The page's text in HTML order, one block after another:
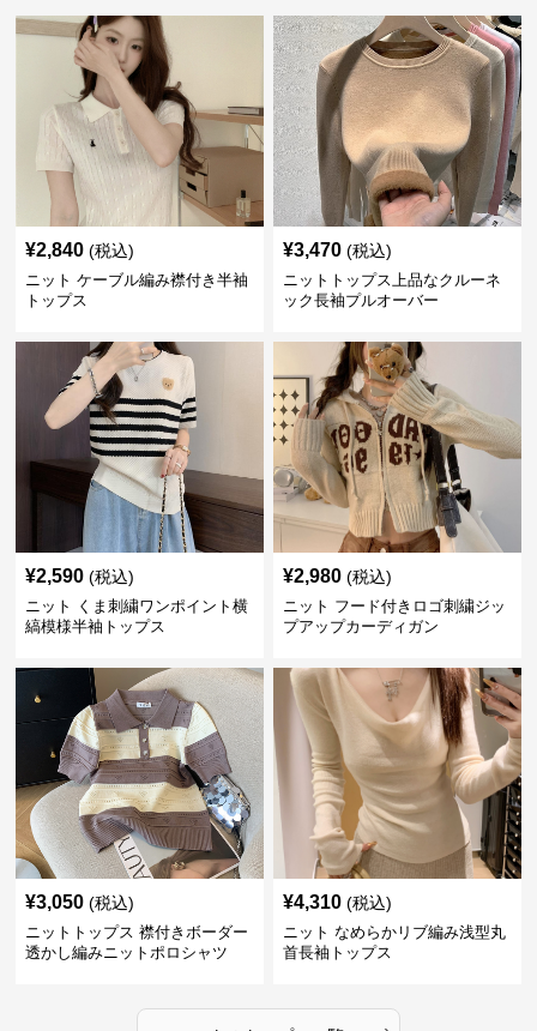
¥2,840 (税込)
ニット ケーブル編み襟付き半袖
トップス
¥3,470 (税込)
ニットトップス上品なクルーネ
ック長袖プルオーバー
¥2,590 (税込)
ニット くま刺繍ワンポイント横
縞模様半袖トップス
¥2,980 (税込)
ニット フード付きロゴ刺繍ジッ
プアップカーディガン
¥3,050 (税込)
ニットトップス 襟付きボーダー
透かし編みニットポロシャツ
¥4,310 (税込)
ニット なめらかリブ編み浅型丸
首長袖トップス